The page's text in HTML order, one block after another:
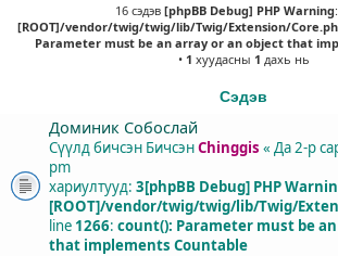
16 сэдэв [phpBB Debug] PHP Warning
[ROOT]/vendor/twig/twig/lib/Twig/Extension/
Parameter must be an array or an object that
• 1 хуудасны 1 дахь нь
Сэдэв
Доминик Собослай
Сүүлд бичсэн БичсэнChinggis « Да 2-р
pm
хариултууд: 3[phpBB Debug] PHP
[ROOT]/vendor/twig/twig/lib/Twig/
line 1266: count(): Parameter must be
that implements Countable